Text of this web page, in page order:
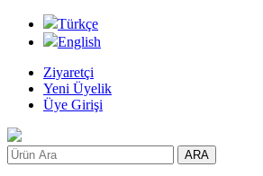
Türkçe
English
Ziyaretçi
Yeni Üyelik
Üye Girişi